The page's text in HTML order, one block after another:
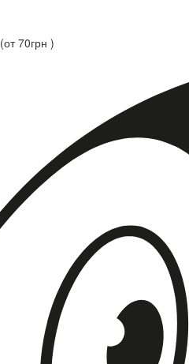
(от 70грн )